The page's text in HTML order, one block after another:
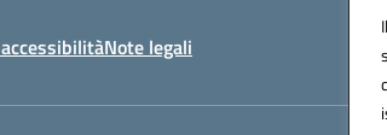
Note legali